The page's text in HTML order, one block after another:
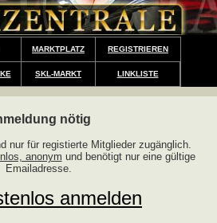
MARKTPLATZ REGISTRIEREN
SKL-MARKT LINKLISTE
nötig
nur für registierte Mitglieder zugänglich.
anonym und benötigt nur eine gültige
Emailadresse.
anmelden